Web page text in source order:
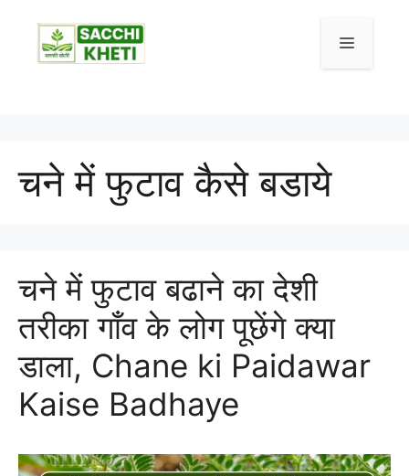
चने में फुटाव कैसे बडाये
चने में फुटाव बढाने का देशी
तरीका गाँव के लोग पूछेंगे क्या
डाला, Chane ki Paidawar
Kaise Badhaye